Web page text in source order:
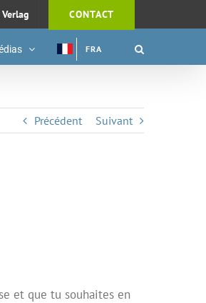
CONTACT
FRA
Précédent Suivant
et que tu souhaites en